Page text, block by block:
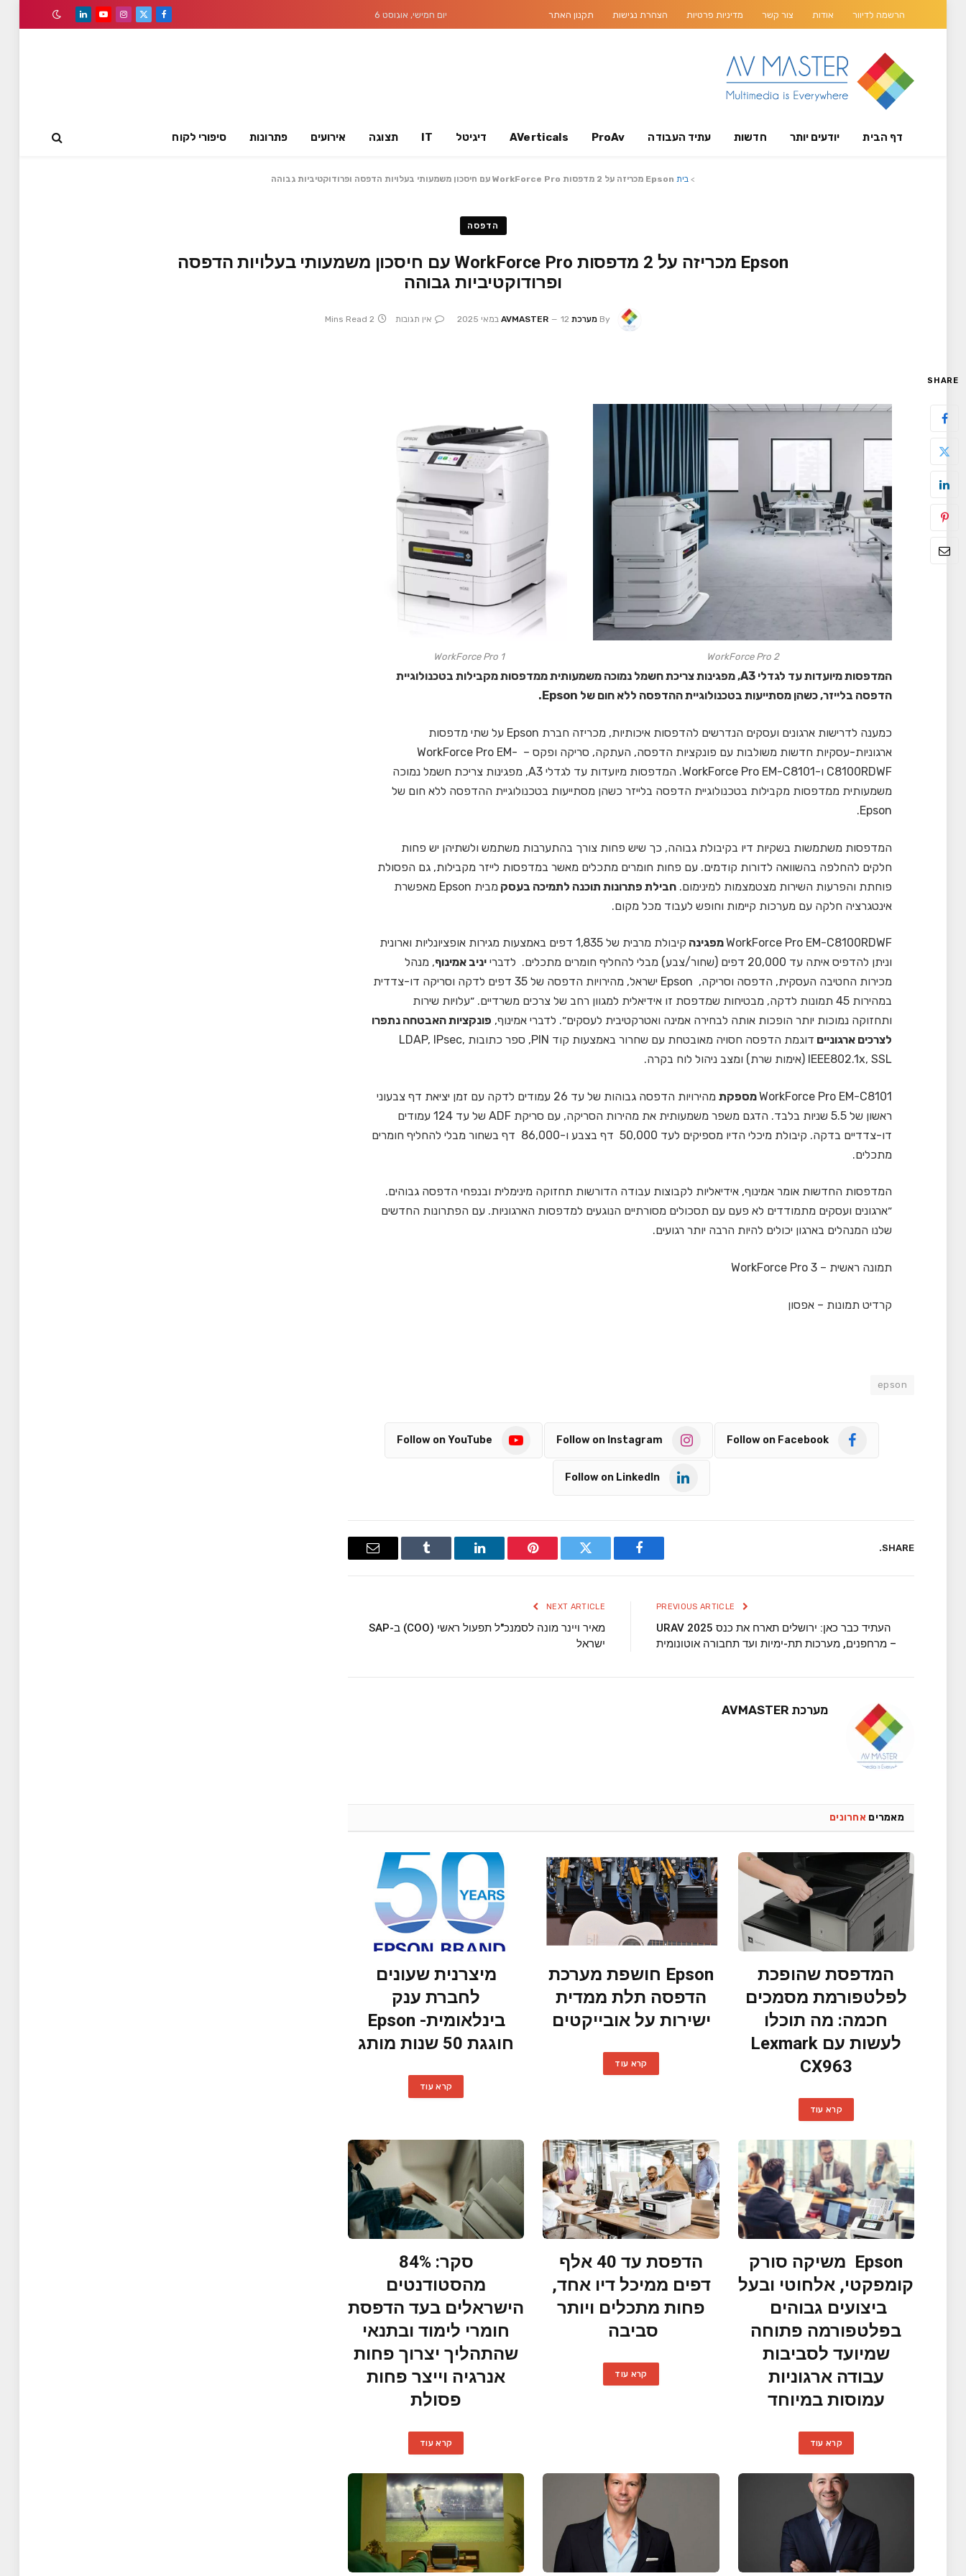
הרשמה לדיוור אודות צור קשר מדיניות פרטיות הצהרת נגישות תקנון האתר יום חמישי, אוגוסט 6
Facebook
X
Instagram
YouTube
LinkedIn
דף הבית יודעים יותר חדשות עתיד העבודה ProAv
AVerticals דיגיטל IT תצוגה אירועים פתרונות סיפורי לקוח
> בית Epson מכריזה על 2 מדפסות WorkForce Pro עם חיסכון משמעותי בעלויות הדפסה ופרודוקטיביות גבוהה
הדפסה
Epson מכריזה על 2 מדפסות WorkForce Pro עם חיסכון משמעותי בעלויות הדפסה
ופרודוקטיביות גבוהה
By מערכת AVMASTER 12 במאי 2025 אין תגובות 2 Mins Read
SHARE
WorkForce Pro 2
WorkForce Pro 1
המדפסות מיועדות עד לגדלי A3, מפגינות צריכת חשמל נמוכה משמעותית ממדפסות מקבילות בטכנולוגיית
הדפסה בלייזר, כשהן מסתייעות בטכנולוגיית ההדפסה ללא חום של Epson .
כמענה לדרישות ארגונים ועסקים הנדרשים להדפסות איכותיות, מכריזה חברת Epson על שתי מדפסות
ארגוניות-עסקיות חדשות משולבות עם פונקציות הדפסה, העתקה, סריקה ופקס – WorkForce Pro EM-
C8100RDWF ו-WorkForce Pro EM-C8101. המדפסות מיועדות עד לגדלי A3, מפגינות צריכת חשמל נמוכה
משמעותית ממדפסות מקבילות בטכנולוגיית הדפסה בלייזר כשהן מסתייעות בטכנולוגיית ההדפסה ללא חום של
Epson
.
המדפסות משתמשות בשקיות דיו בקיבולת גבוהה, כך שיש פחות צורך בהתערבות משתמש ולשתיהן יש פחות
חלקים להחלפה בהשוואה לדורות קודמים. עם פחות חומרים מתכלים מאשר במדפסות לייזר מקבילות, גם הפסולת
פוחתת והפרעות השירות מצטמצמות למינימום. חבילת פתרונות תוכנה לתמיכה בעסק
מבית Epson מאפשרת
אינטגרציה חלקה עם מערכות קיימות וחופש לעבוד מכל מקום.
WorkForce Pro EM-C8100RDWFמפגינה
קיבולת מרבית של 1,835 דפים באמצעות מגירות אופציונליות וארונית
וניתן להדפיס איתה עד 20,000 דפים (שחור/צבע) מבלי להחליף חומרים מתכלים. לדברי יניב אמינוף, מנהל
מכירות החטיבה העסקית, הדפסה וסריקה, Epson ישראל
, מהירויות הדפסה של 35 דפים לדקה וסריקה דו-צדדית
במהירות 45 תמונות לדקה, מבטיחות שמדפסת זו אידיאלית למגוון רחב של צרכים משרדיים. ״עלויות שירות
ותחזוקה נמוכות יותר הופכות אותה לבחירה אמינה ואטרקטיבית לעסקים״. לדברי אמינוף, פונקציות האבטחה נתפרו
לצרכים ארגוניים
דוגמת הדפסה חסויה מאובטחת עם שחרור באמצעות קוד PIN, ספר כתובות LDAP, IPsec,
IEEE802.1x, SSL (אימות שרת) ומצב ניהול לוח בקרה
.
WorkForce Pro EM-C8101מספקת
מהירויות הדפסה גבוהות של עד 26 עמודים לדקה עם זמן יציאת דף צבעוני
ראשון של 5.5 שניות בלבד. הדגם משפר משמעותית את מהירות הסריקה, עם סריקת ADF של עד 124 עמודים
דו-צדדיים בדקה. קיבולת מיכלי הדיו מספיקים לעד 50,000 דף בצבע ו-86,000 דף בשחור מבלי להחליף חומרים
מתכלים.
המדפסות החדשות אומר אמינוף, אידיאליות לקבוצות עבודה הדורשות תחזוקה מינימלית ובנפחי הדפסה גבוהים.
״ארגונים ועסקים מתמודדים לא פעם עם תסכולים מסורתיים הנוגעים למדפסות הארגוניות. עם הפתרונות החדשים
שלנו המנהלים בארגון יכולים להיות הרבה יותר רגועים.
תמונה ראשית – WorkForce Pro 3
קרדיט תמונות – אפסון
epson
Follow on Facebook
Follow on Instagram
Follow on YouTube
Follow on LinkedIn
SHARE.
Facebook
Twitter
Pinterest
LinkedIn
Tumblr
Email
העתיד כבר כאן: ירושלים תארח את כנס URAV 2025
– מרחפנים, מערכות תת-ימיות ועד תחבורה אוטונומית
NEXT ARTICLE
מאיר ויינר מונה לסמנכ"ל תפעול ראשי (COO) ב-SAP
ישראל
מערכת AVMASTER
מאמרים אחרונים
המדפסת שהופכת
לפלטפורמת מסמכים
חכמה: מה תוכלו
לעשות עם Lexmark
CX963
קרא עוד
Epson חושפת מערכת
הדפסה תלת ממדית
ישירות על אובייקטים
קרא עוד
מיצרנית שעונים
לחברת ענק
בינלאומית- Epson
חוגגת 50 שנות מותג
קרא עוד
Epson משיקה סורק
קומפקטי, אלחוטי ובעל
ביצועים גבוהים
בפלטפורמה פתוחה
שמיועד לסביבות
עבודה ארגוניות
עמוסות במיוחד
קרא עוד
הדפסת עד 40 אלף
דפים ממיכל דיו אחד,
פחות מתכלים ויותר
סביבה
קרא עוד
סקר: 84%
מהסטודנטים
הישראלים בעד הדפסת
חומרי לימוד ובתנאי
שהתהליך יצרוך פחות
אנרגיה וייצר פחות
פסולת
קרא עוד